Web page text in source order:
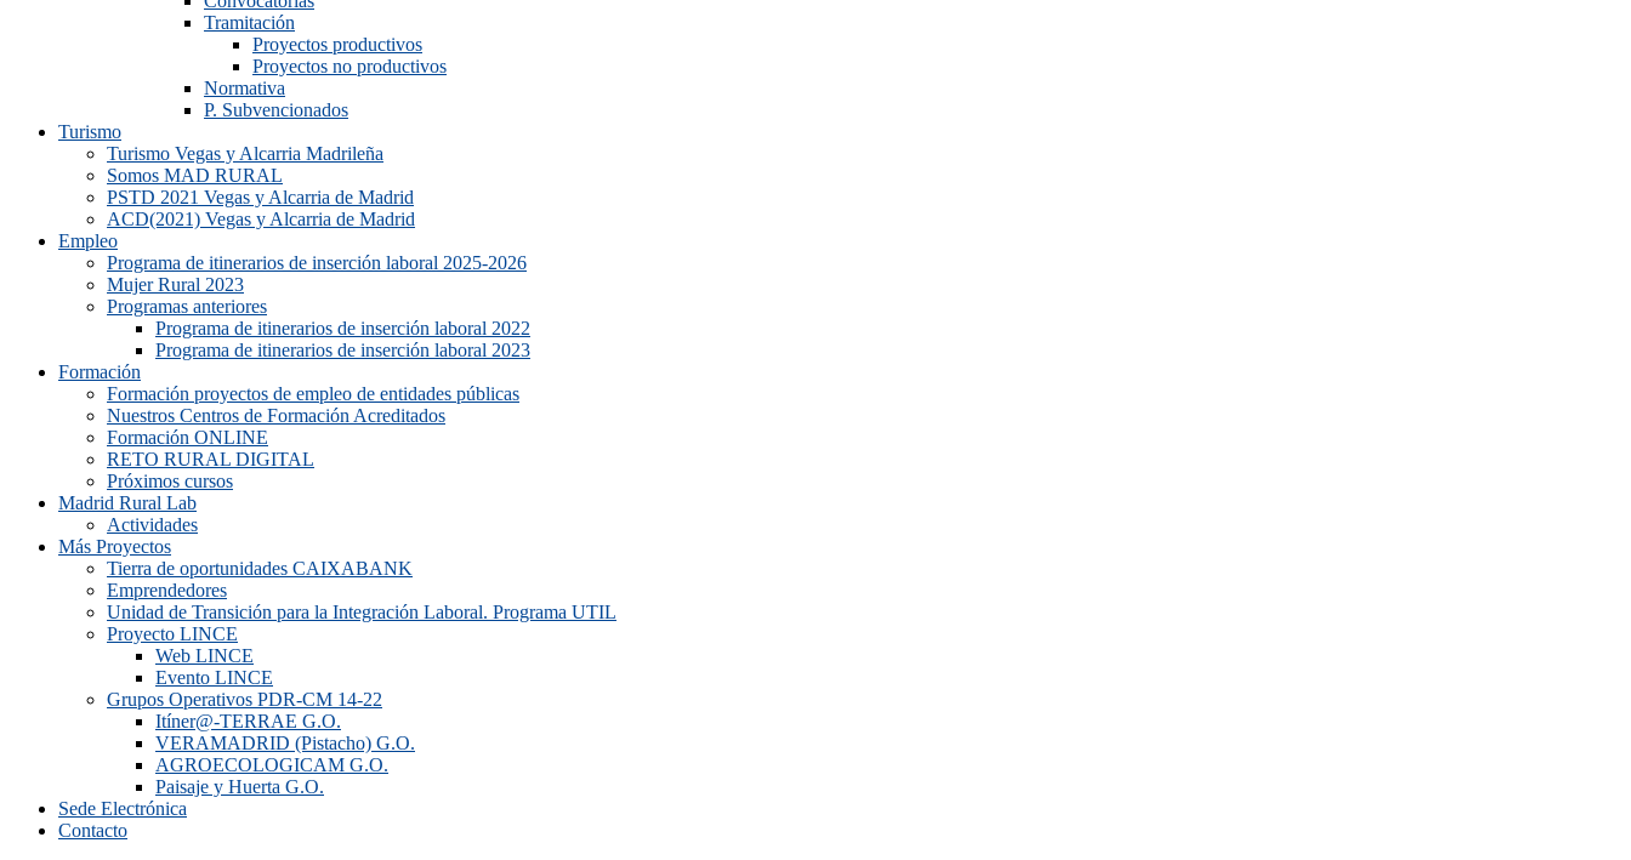
Tramitación
Proyectos productivos
Proyectos no productivos
Normativa
P. Subvencionados
Turismo
Turismo Vegas y Alcarria Madrileña
Somos MAD RURAL
PSTD 2021 Vegas y Alcarria de Madrid
ACD(2021) Vegas y Alcarria de Madrid
Empleo
Programa de itinerarios de inserción laboral 2025-2026
Mujer Rural 2023
Programas anteriores
Programa de itinerarios de inserción laboral 2022
Programa de itinerarios de inserción laboral 2023
Formación
Formación proyectos de empleo de entidades públicas
Nuestros Centros de Formación Acreditados
Formación ONLINE
RETO RURAL DIGITAL
Próximos cursos
Madrid Rural Lab
Actividades
Más Proyectos
Tierra de oportunidades CAIXABANK
Emprendedores
Unidad de Transición para la Integración Laboral. Programa UTIL
Proyecto LINCE
Web LINCE
Evento LINCE
Grupos Operativos PDR-CM 14-22
Itíner@-TERRAE G.O.
VERAMADRID (Pistacho) G.O.
AGROECOLOGICAM G.O.
Paisaje y Huerta G.O.
Sede Electrónica
Contacto